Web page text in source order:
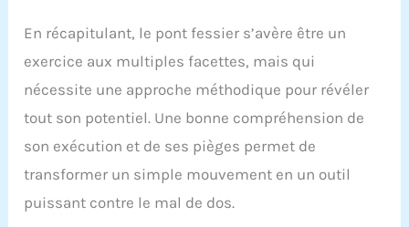
En récapitulant, le pont fessier s’avère être un
exercice aux multiples facettes, mais qui
nécessite une approche méthodique pour révéler
tout son potentiel. Une bonne compréhension de
son exécution et de ses pièges permet de
transformer un simple mouvement en un outil
puissant contre le mal de dos.